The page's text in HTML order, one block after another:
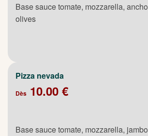
Base sauce tomate, mozzarella,
olives
Pizza nevada
Dès 10.00 €
Base sauce tomate, mozzarella,